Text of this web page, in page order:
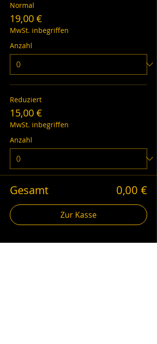
Normal
19,00 €
MwSt. inbegriffen
Anzahl
Reduziert
15,00 €
MwSt. inbegriffen
Anzahl
Gesamt 0,00 €
Zur Kasse